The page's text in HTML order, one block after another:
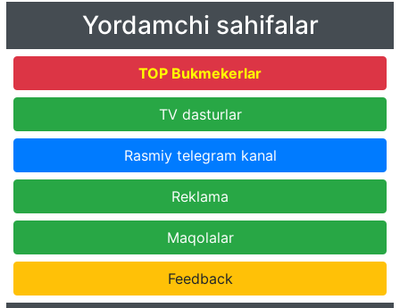
Yordamchi sahifalar
TOP Bukmekerlar
TV dasturlar
Rasmiy telegram kanal
Reklama
Maqolalar
Feedback